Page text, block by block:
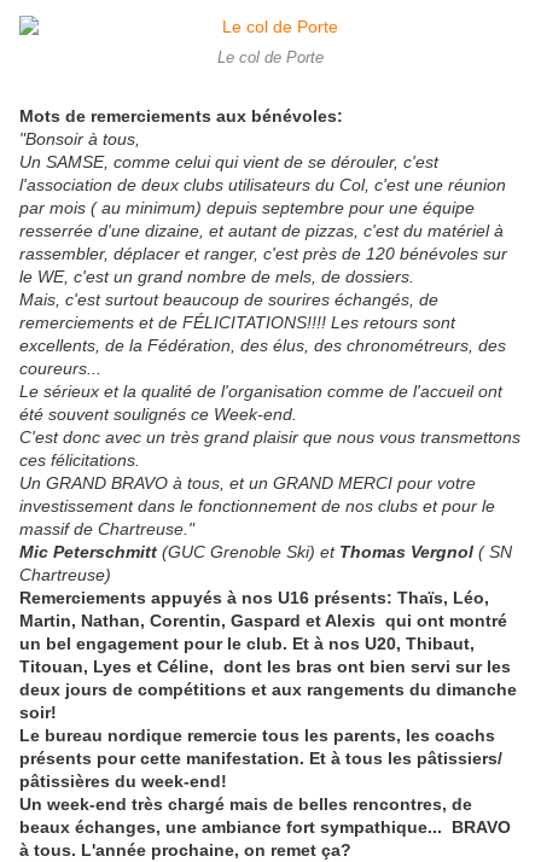
Le col de Porte
Mots de remerciements aux bénévoles:
"Bonsoir à tous,
Un SAMSE, comme celui qui vient de se dérouler, c'est
l'association de deux clubs utilisateurs du Col, c'est une réunion
par mois ( au minimum) depuis septembre pour une équipe
resserrée d'une dizaine, et autant de pizzas, c'est du matériel à
rassembler, déplacer et ranger, c'est près de 120 bénévoles sur
le WE, c'est un grand nombre de mels, de dossiers.
Mais, c'est surtout beaucoup de sourires échangés, de
remerciements et de FÉLICITATIONS!!!! Les retours sont
excellents, de la Fédération, des élus, des chronométreurs, des
coureurs...
Le sérieux et la qualité de l'organisation comme de l'accueil ont
été souvent soulignés ce Week-end.
C'est donc avec un très grand plaisir que nous vous transmettons
ces félicitations.
Un GRAND BRAVO à tous, et un GRAND MERCI pour votre
investissement dans le fonctionnement de nos clubs et pour le
massif de Chartreuse."
Mic Peterschmitt (GUC Grenoble Ski) et Thomas Vergnol ( SN
Chartreuse)
Remerciements appuyés à nos U16 présents: Thaïs, Léo,
Martin, Nathan, Corentin, Gaspard et Alexis qui ont montré
un bel engagement pour le club. Et à nos U20, Thibaut,
Titouan, Lyes et Céline, dont les bras ont bien servi sur les
deux jours de compétitions et aux rangements du dimanche
soir!
Le bureau nordique remercie tous les parents, les coachs
présents pour cette manifestation. Et à tous les pâtissiers/
pâtissières du week-end!
Un week-end très chargé mais de belles rencontres, de
beaux échanges, une ambiance fort sympathique... BRAVO
à tous. L'année prochaine, on remet ça?